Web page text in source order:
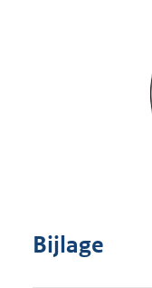
Bijlage